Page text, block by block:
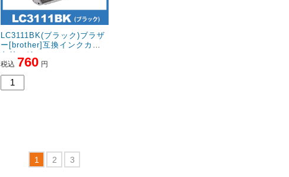
LC3111BK(ブラック)ブラザ
ー[brother]互換インクカー
トリッジ
税込 760 円